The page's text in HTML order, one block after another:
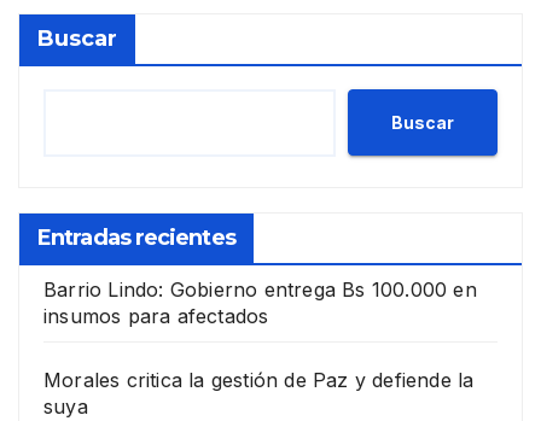
Buscar
Buscar
Entradas recientes
Barrio Lindo: Gobierno entrega Bs 100.000 en
insumos para afectados
Morales critica la gestión de Paz y defiende la
suya